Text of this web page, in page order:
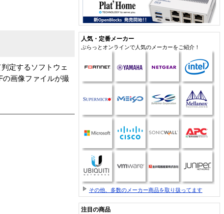
定するソフトウェ
の画像ファイルが撮
人気・定番メーカー
ぷらっとオンラインで人気のメーカーをご紹介！
その他、多数のメーカー商品を取り扱ってます
注目の商品